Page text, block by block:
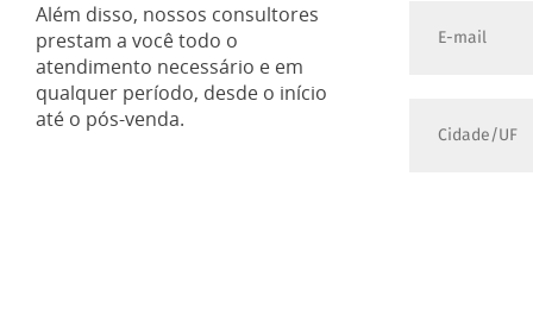
Além disso, nossos consultores
prestam a você todo o
atendimento necessário e em
qualquer período, desde o início
até o pós-venda.